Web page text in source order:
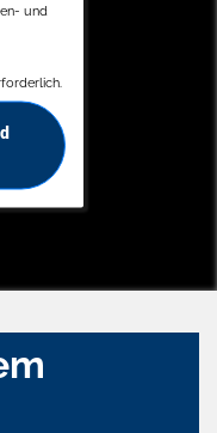
und